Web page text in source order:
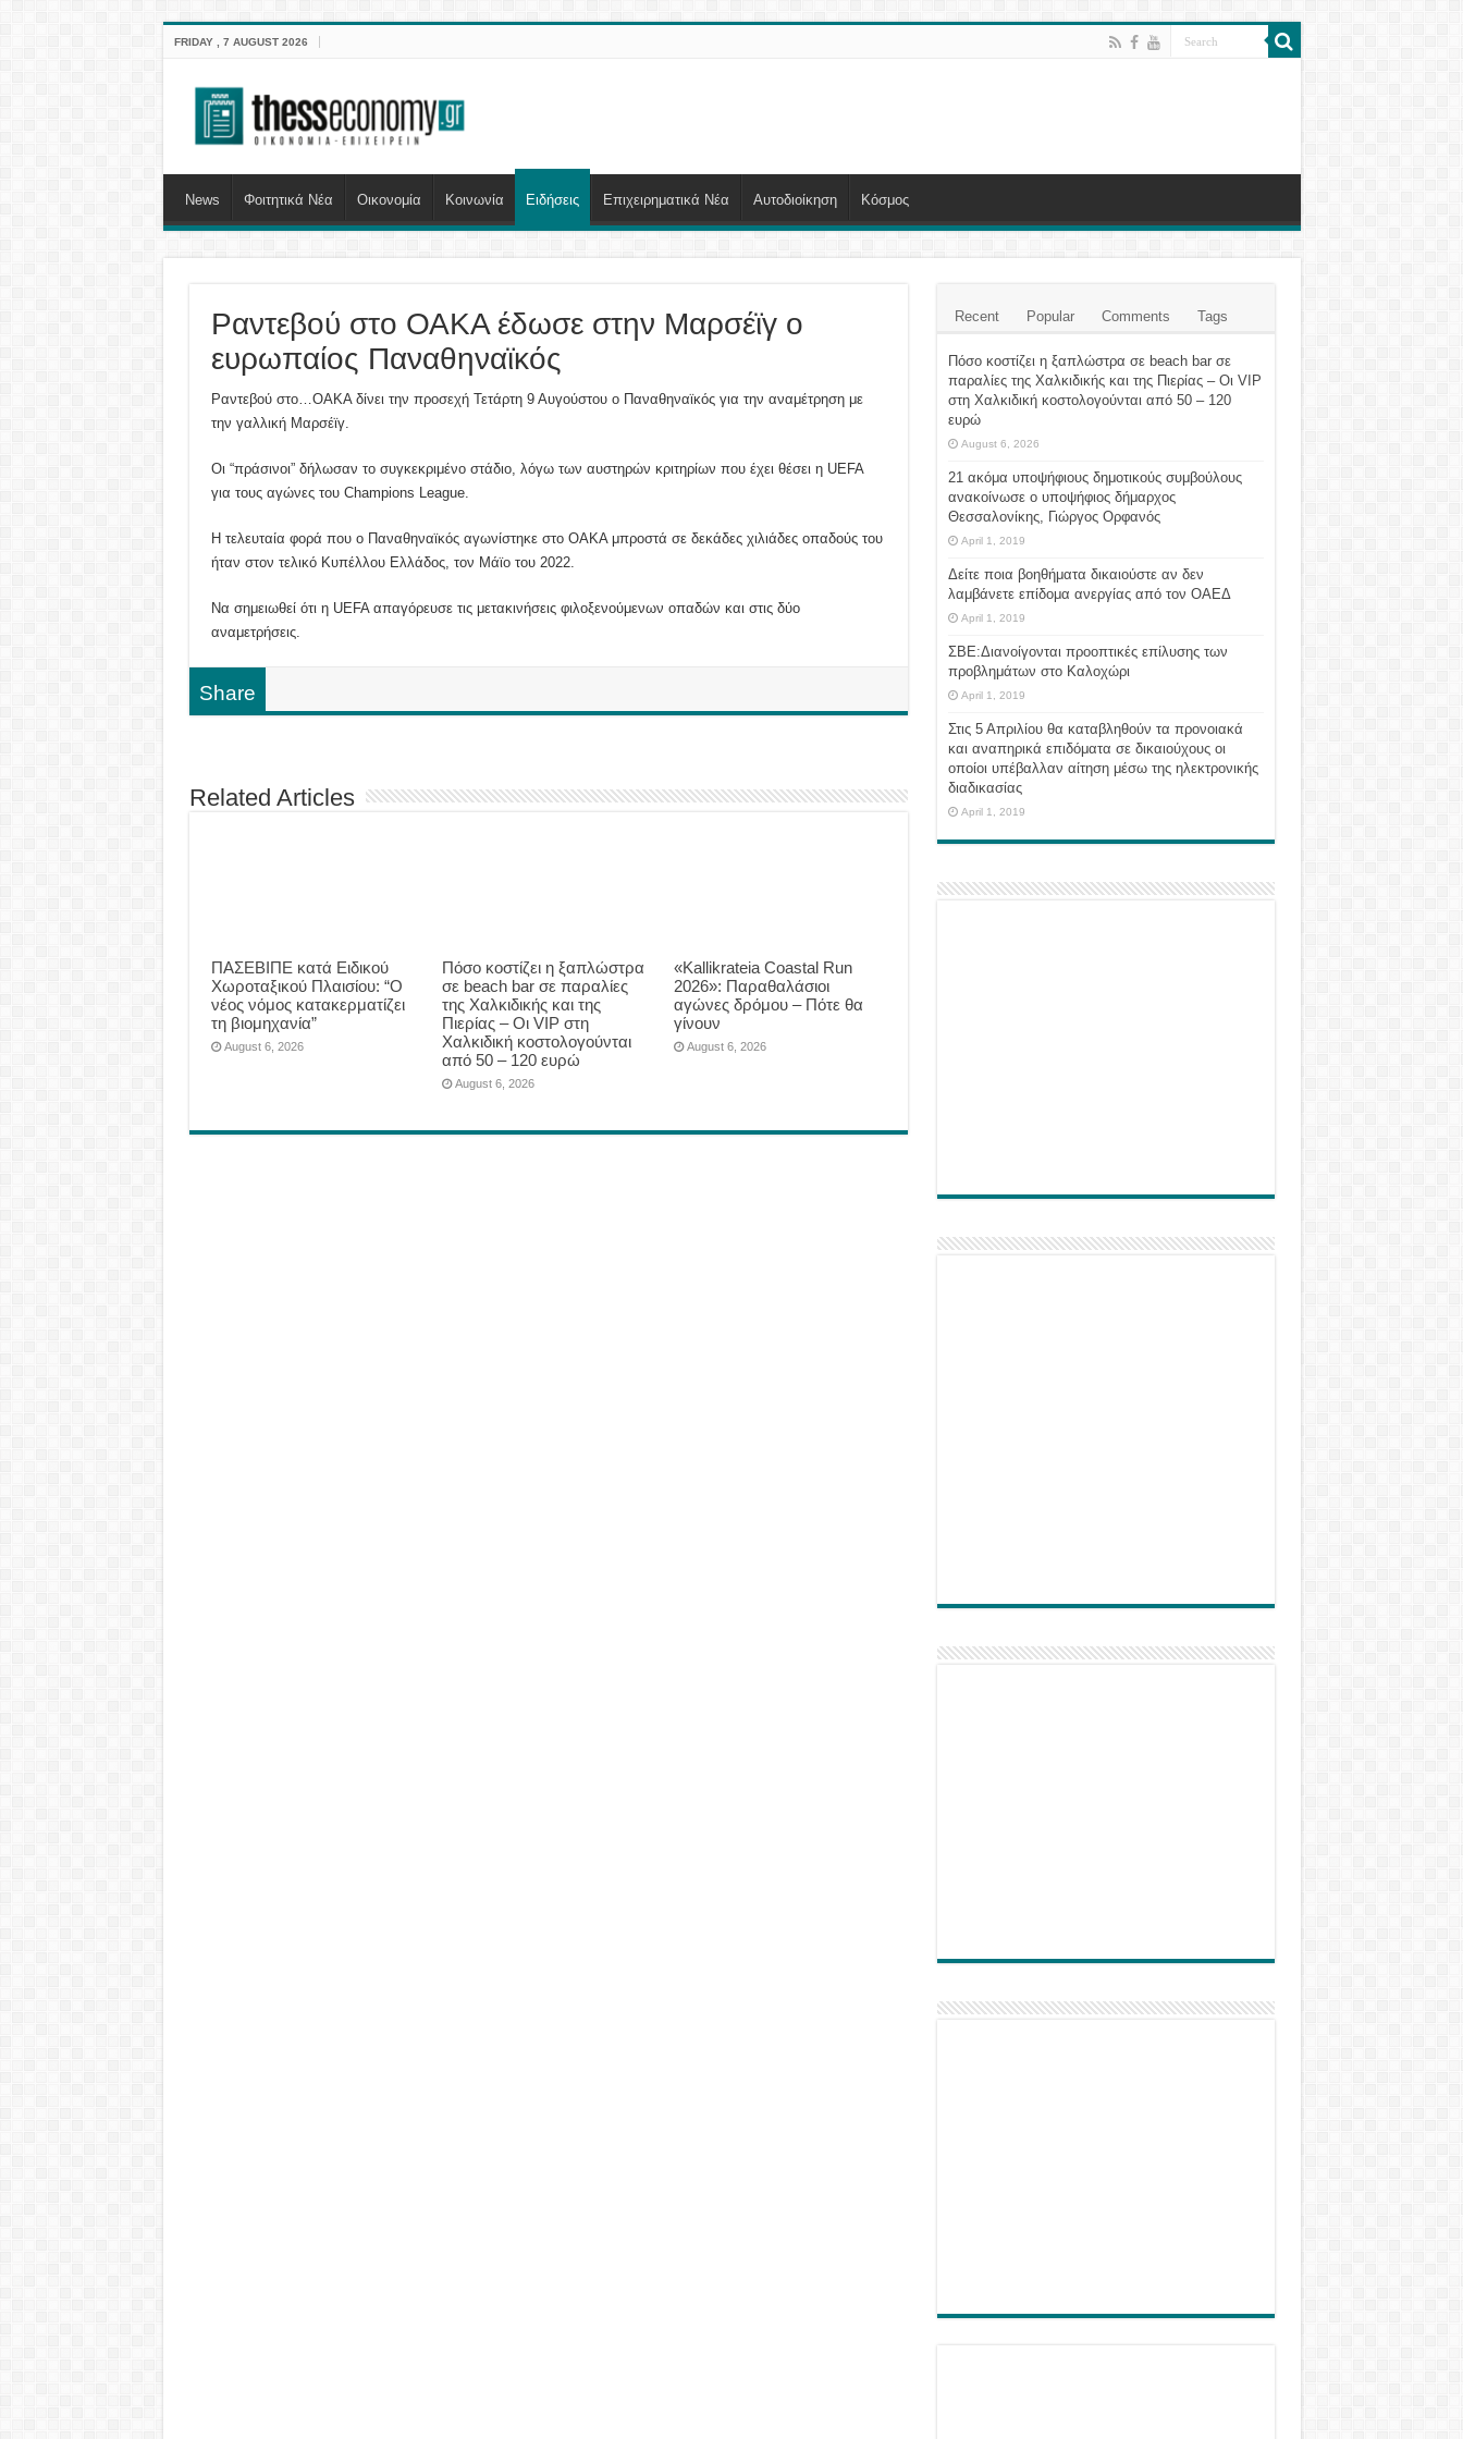
FRIDAY , 7 AUGUST 2026
News Φοιτητικά Νέα Οικονομία Κοινωνία Ειδήσεις Επιχειρηματικά Νέα Αυτοδιοίκηση Κόσμος
Ραντεβού στο ΟΑΚΑ έδωσε στην Μαρσέϊγ ο
ευρωπαίος Παναθηναϊκός
Ραντεβού στο…ΟΑΚΑ δίνει την προσεχή Τετάρτη 9 Αυγούστου ο Παναθηναϊκός για την αναμέτρηση με
την γαλλική Μαρσέϊγ.
Οι “πράσινοι” δήλωσαν το συγκεκριμένο στάδιο, λόγω των αυστηρών κριτηρίων που έχει θέσει η UEFA
για τους αγώνες του Champions League.
Η τελευταία φορά που ο Παναθηναϊκός αγωνίστηκε στο ΟΑΚΑ μπροστά σε δεκάδες χιλιάδες οπαδούς του
ήταν στον τελικό Κυπέλλου Ελλάδος, τον Μάϊο του 2022.
Να σημειωθεί ότι η UEFA απαγόρευσε τις μετακινήσεις φιλοξενούμενων οπαδών και στις δύο
αναμετρήσεις.
Share
Related Articles
ΠΑΣΕΒΙΠΕ κατά Ειδικού
Χωροταξικού Πλαισίου: “Ο
νέος νόμος κατακερματίζει
τη βιομηχανία”
August 6, 2026
Πόσο κοστίζει η ξαπλώστρα
σε beach bar σε παραλίες
της Χαλκιδικής και της
Πιερίας – Οι VIP στη
Χαλκιδική κοστολογούνται
από 50 – 120 ευρώ
August 6, 2026
«Kallikrateia Coastal Run
2026»: Παραθαλάσιοι
αγώνες δρόμου – Πότε θα
γίνουν
August 6, 2026
Recent Popular Comments Tags
Πόσο κοστίζει η ξαπλώστρα σε beach bar σε
παραλίες της Χαλκιδικής και της Πιερίας – Οι VIP
στη Χαλκιδική κοστολογούνται από 50 – 120
ευρώ
August 6, 2026
21 ακόμα υποψήφιους δημοτικούς συμβούλους
ανακοίνωσε ο υποψήφιος δήμαρχος
Θεσσαλονίκης, Γιώργος Ορφανός
April 1, 2019
Δείτε ποια βοηθήματα δικαιούστε αν δεν
λαμβάνετε επίδομα ανεργίας από τον ΟΑΕΔ
April 1, 2019
ΣΒΕ:Διανοίγονται προοπτικές επίλυσης των
προβλημάτων στο Καλοχώρι
April 1, 2019
Στις 5 Απριλίου θα καταβληθούν τα προνοιακά
και αναπηρικά επιδόματα σε δικαιούχους οι
οποίοι υπέβαλλαν αίτηση μέσω της ηλεκτρονικής
διαδικασίας
April 1, 2019